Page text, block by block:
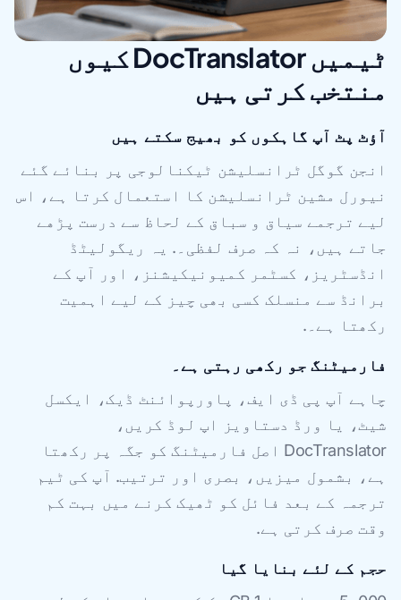
ٹیمیں DocTranslator کیوں
منتخب کرتی ہیں
آؤٹ پٹ آپ گاہکوں کو بھیج سکتے ہیں
انجن گوگل ٹرانسلیشن ٹیکنالوجی پر بنائے گئے
نیورل مشین ٹرانسلیشن کا استعمال کرتا ہے، اس
لیے ترجمے سیاق و سباق کے لحاظ سے درست پڑھے
جاتے ہیں، نہ کہ صرف لفظی۔. یہ ریگولیٹڈ
انڈسٹریز، کسٹمر کمیونیکیشنز، اور آپ کے
برانڈ سے منسلک کسی بھی چیز کے لیے اہمیت
رکھتا ہے۔.
فارمیٹنگ جو رکھی رہتی ہے۔
چاہے آپ پی ڈی ایف، پاورپوائنٹ ڈیک، ایکسل
شیٹ، یا ورڈ دستاویز اپ لوڈ کریں،
DocTranslator اصل فارمیٹنگ کو جگہ پر رکھتا
ہے، بشمول میزیں، بصری اور ترتیب. آپ کی ٹیم
ترجمہ کے بعد فائل کو ٹھیک کرنے میں بہت کم
وقت صرف کرتی ہے.
حجم کے لئے بنایا گیا